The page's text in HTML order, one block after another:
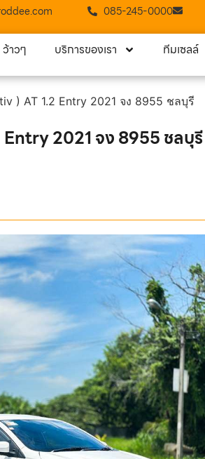
085-245-0000
ว้าวๆ บริการของเรา ทีมเซลล์
) AT 1.2 Entry 2021 จง 8955 ชลบุรี
2021 จง 8955 ชลบุรี